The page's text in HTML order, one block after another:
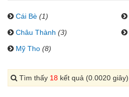
Cái Bè (1)
Châu Thành (3)
Mỹ Tho (8)
Tìm thấy 18 kết quả (0.0020 giây)